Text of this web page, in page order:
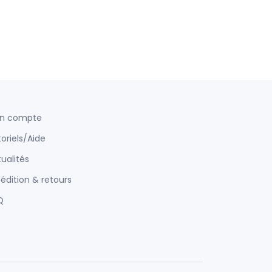
compte
Aide
& retours